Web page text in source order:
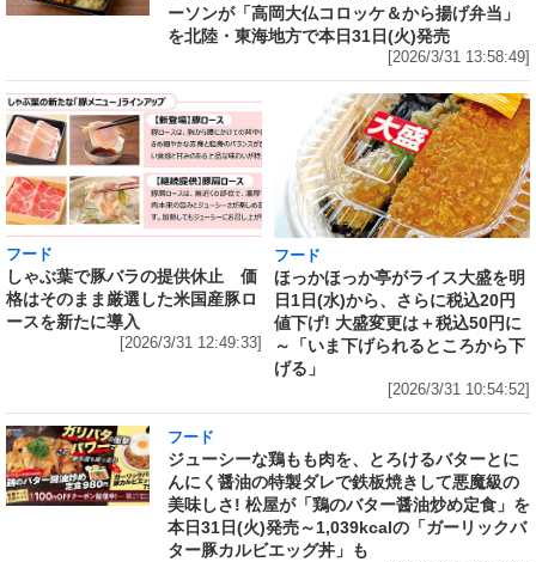
ーソンが「高岡大仏コロッケ＆から揚げ弁当」
を北陸・東海地方で本日31日(火)発売
[2026/3/31 13:58:49]
フード
しゃぶ葉で豚バラの提供休止 価
格はそのまま厳選した米国産豚ロ
ースを新たに導入
[2026/3/31 12:49:33]
フード
ほっかほっか亭がライス大盛を明
日1日(水)から、さらに税込20円
値下げ! 大盛変更は＋税込50円に
～「いま下げられるところから下
げる」
[2026/3/31 10:54:52]
フード
ジューシーな鶏もも肉を、とろけるバターとに
んにく醤油の特製ダレで鉄板焼きして悪魔級の
美味しさ! 松屋が「鶏のバター醤油炒め定食」を
本日31日(火)発売～1,039kcalの「ガーリックバ
ター豚カルビエッグ丼」も